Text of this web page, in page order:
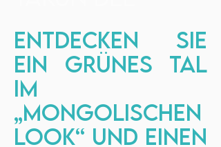
ENTDECKEN SIE
EIN GRÜNES TAL
IM
„MONGOLISCHEN
LOOK“ UND EINEN